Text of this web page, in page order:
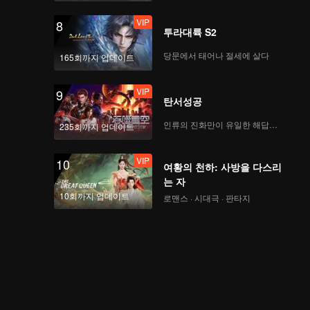
8
165회까지 업데이트
VIP
투라대륙 S2
당문에서 태어나 절세에 살다
9
235회까지 업데이트
VIP
탄서성공
인류의 진화만이 유일한 해답이다
10
10회까지 업데이트
VIP
여황의 천하: 사방을 다스리
는 자
로맨스 · 시대극 · 판타지